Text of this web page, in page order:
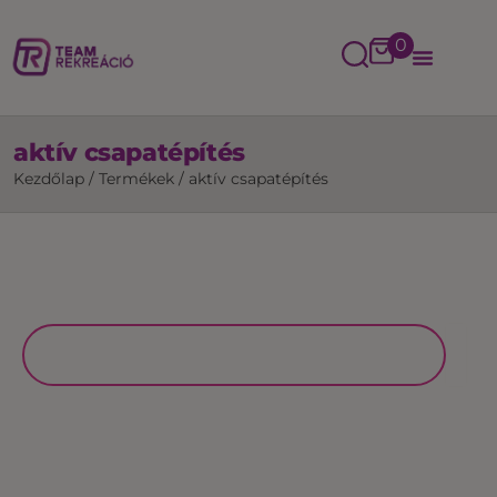
0
aktív csapatépítés
Kezdőlap / Termékek / aktív csapatépítés